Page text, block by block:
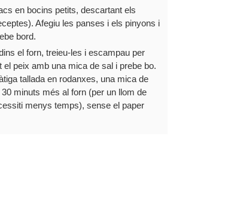
en bocins petits, descartant els
Afegiu les panses i els pinyons i
bord.
el forn, treieu-les i escampau per
peix amb una mica de sal i prebe bo.
tallada en rodanxes, una mica de
minuts més al forn (per un llom de
menys temps), sense el paper